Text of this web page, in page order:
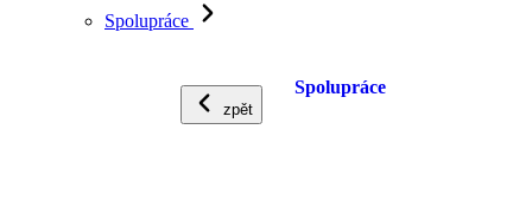
Spolupráce
zpět
Spolupráce